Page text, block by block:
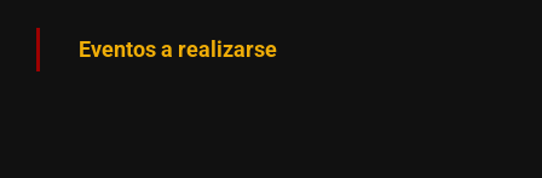
Eventos a realizarse